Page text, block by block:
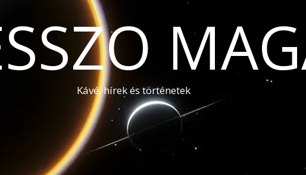
Kávé, hírek és történetek